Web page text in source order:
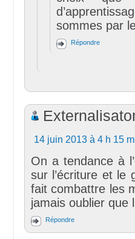
sommes par
Répondre
14 juin 2013 à 4 h 15
On a tendance à
sur l’écriture et le
fait combattre les
jamais oublier que
Répondre